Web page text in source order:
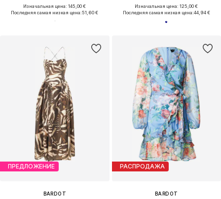
Изначальная цена: 145,00 €
Последняя самая низкая цена:51,60 €
Изначальная цена: 125,00 €
Последняя самая низкая цена:44,94 €
ПРЕДЛОЖЕНИЕ
BARDOT
РАСПРОДАЖА
BARDOT